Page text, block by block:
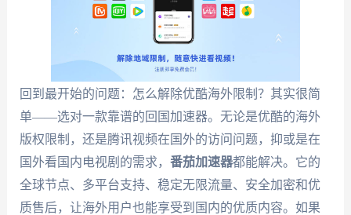
回到最开始的问题：怎么解除优酷海外限制？其实很简
单——选对一款靠谱的回国加速器。无论是优酷的海外
版权限制，还是腾讯视频在国外的访问问题，抑或是在
国外看国内电视剧的需求， 番茄加速器都能解决。它的
全球节点、多平台支持、稳定无限流量、安全加密和优
质售后，让海外用户也能享受到国内的优质内容。如果